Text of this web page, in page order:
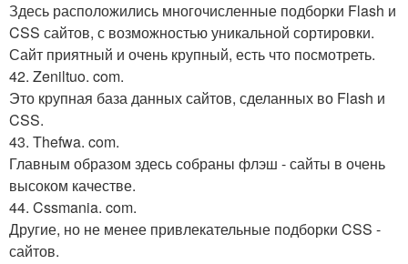
Здесь расположились многочисленные подборки Flash и
CSS сайтов, с возможностью уникальной сортировки.
Сайт приятный и очень крупный, есть что посмотреть.
42. Zeniltuo. com.
Это крупная база данных сайтов, сделанных во Flash и
CSS.
43. Thefwa. com.
Главным образом здесь собраны флэш - сайты в очень
высоком качестве.
44. Cssmania. com.
Другие, но не менее привлекательные подборки CSS -
сайтов.